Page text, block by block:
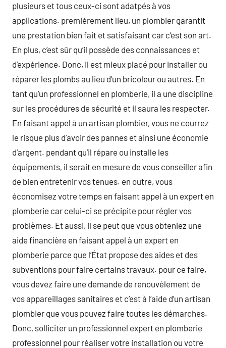
plusieurs et tous ceux-ci sont adatpés à vos
applications. premièrement lieu, un plombier garantit
une prestation bien fait et satisfaisant car c’est son art.
En plus, c’est sûr qu’il possède des connaissances et
d’expérience. Donc, il est mieux placé pour installer ou
réparer les plombs au lieu d’un bricoleur ou autres. En
tant qu’un professionnel en plomberie, il a une discipline
sur les procédures de sécurité et il saura les respecter.
En faisant appel à un artisan plombier, vous ne courrez
le risque plus d’avoir des pannes et ainsi une économie
d’argent. pendant qu’il répare ou installe les
équipements, il serait en mesure de vous conseiller afin
de bien entretenir vos tenues. en outre, vous
économisez votre temps en faisant appel à un expert en
plomberie car celui-ci se précipite pour régler vos
problèmes. Et aussi, il se peut que vous obteniez une
aide financière en faisant appel à un expert en
plomberie parce que l’État propose des aides et des
subventions pour faire certains travaux. pour ce faire,
vous devez faire une demande de renouvèlement de
vos appareillages sanitaires et c’est à l’aide d’un artisan
plombier que vous pouvez faire toutes les démarches.
Donc, solliciter un professionnel expert en plomberie
professionnel pour réaliser votre installation ou votre